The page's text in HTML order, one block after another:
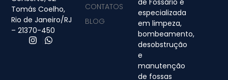
Tomás Coelho,
Rio de Janeiro/RJ
– 21370-450
de Fossário é
especializada
em limpeza,
bombeamento,
desobstrução
e
manutenção
de fossas
CONTATOS
BLOG